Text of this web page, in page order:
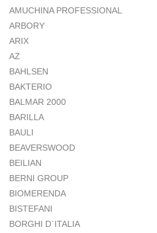
AMUCHINA PROFESSIONAL
ARBORY
ARIX
AZ
BAHLSEN
BAKTERIO
BALMAR 2000
BARILLA
BAULI
BEAVERSWOOD
BEILIAN
BERNI GROUP
BIOMERENDA
BISTEFANI
BORGHI D`ITALIA